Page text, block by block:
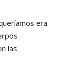
era
las